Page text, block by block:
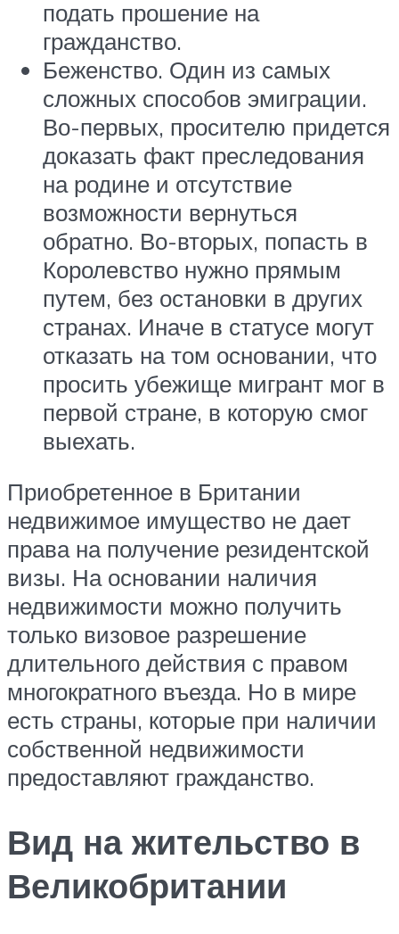
подать прошение на
гражданство.
Беженство. Один из самых
сложных способов эмиграции.
Во-первых, просителю придется
доказать факт преследования
на родине и отсутствие
возможности вернуться
обратно. Во-вторых, попасть в
Королевство нужно прямым
путем, без остановки в других
странах. Иначе в статусе могут
отказать на том основании, что
просить убежище мигрант мог в
первой стране, в которую смог
выехать.
Приобретенное в Британии
недвижимое имущество не дает
права на получение резидентской
визы. На основании наличия
недвижимости можно получить
только визовое разрешение
длительного действия с правом
многократного въезда. Но в мире
есть страны, которые при наличии
собственной недвижимости
предоставляют гражданство.
Вид на жительство в
Великобритании